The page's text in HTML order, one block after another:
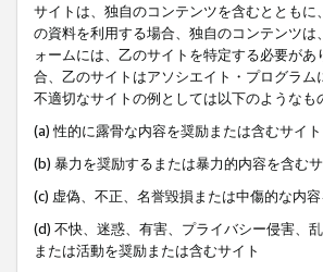
サイトは、独自のコンテンツを含むととも
の資料を利用する場合、独自のコンテンツ
ォームには、乙のサイトを特定する必要が
合、乙のサイトはアソシエイト・プログラ
不適切なサイトの例としては以下のようなも
(a) 性的に露骨な内容を奨励または含むサイト
(b) 暴力を奨励するまたは暴力的内容を含む
(c) 虚偽、不正、名誉毀損または中傷的な内
(d) 不快、迷惑、有害、プライバシー侵害、
または活動を奨励または含むサイト